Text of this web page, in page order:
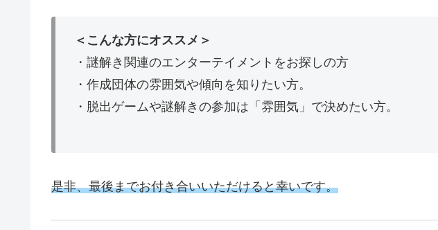
＜こんな方にオススメ＞
・謎解き関連のエンターテイメントをお探しの方
・作成団体の雰囲気や傾向を知りたい方。
・脱出ゲームや謎解きの参加は「雰囲気」で決めたい方。
是非、最後までお付き合いいただけると幸いです。